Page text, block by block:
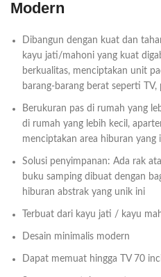
Modern
Dibangun dengan kuat dan
kayu jati/mahoni yang kuat
berkualitas, menciptakan unit
barang-barang berat seperti
Berukuran pas di rumah yang
di rumah yang lebih kecil,
menciptakan area hiburan yang
Solusi penyimpanan: Ada rak
buku samping dibuat dengan
hiburan abstrak yang unik ini
Terbuat dari kayu jati / kayu
Desain minimalis modern
Dapat memuat hingga TV 70